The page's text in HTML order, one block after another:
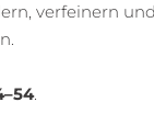
verfeinern
.